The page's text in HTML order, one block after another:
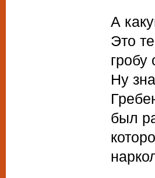
А
Это
гробу
Ну
был